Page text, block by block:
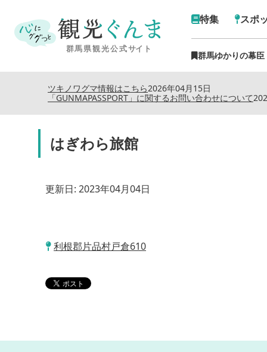
特集 スポ
群馬ゆかりの幕
2026年04月15日
ツキノワグマ情報はこちら
「GUNMAPASSPORT」に関するお問い合わせについて
はぎわら旅館
更新日: 2023年04月04日
利根郡片品村戸倉610